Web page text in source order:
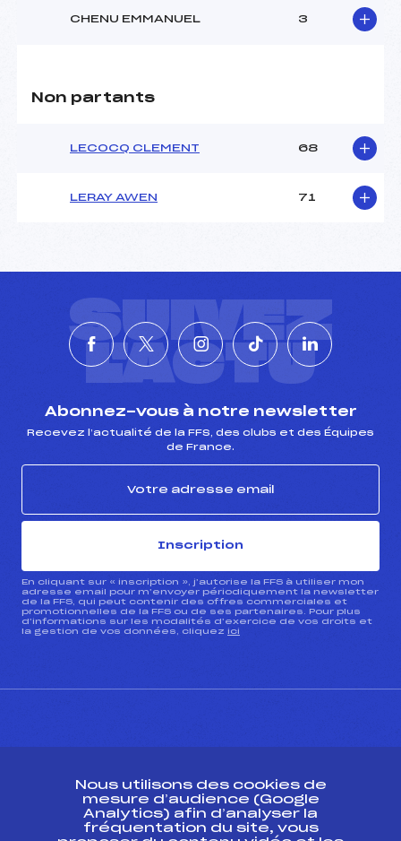
CHENU EMMANUEL 3
Non partants
LECOCQ CLEMENT 68
LERAY AWEN 71
SUIVEZ
L'ACTU
Abonnez-vous à notre newsletter
Recevez l’actualité de la FFS, des clubs et des Équipes
de France.
Inscription
En cliquant sur « inscription », j’autorise la FFS à utiliser mon
adresse email pour m’envoyer périodiquement la newsletter
de la FFS, qui peut contenir des offres commerciales et
promotionnelles de la FFS ou de ses partenaires. Pour plus
d’informations sur les modalités d’exercice de vos droits et
la gestion de vos données, cliquez ici
Ressources
Nous utilisons des cookies de
mesure d’audience (Google
Analytics) afin d’analyser la
fréquentation du site, vous